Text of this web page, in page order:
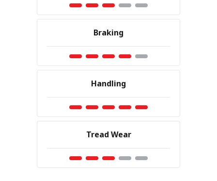
Braking
Handling
Tread Wear